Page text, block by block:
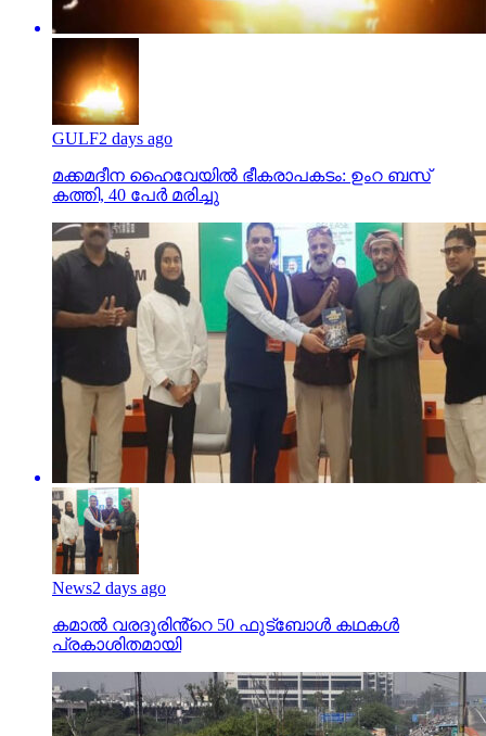
GULF2 days ago
മക്കമദീന ഹൈവേയില്‍ ഭീകരാപകടം: ഉംറ ബസ്
കത്തി, 40 പേര്‍ മരിച്ചു
News2 days ago
കമാൽ വരദൂരിൻ്റെ 50 ഫുട്ബോൾ കഥകൾ
പ്രകാശിതമായി